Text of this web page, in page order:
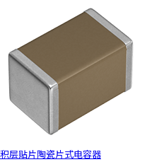
积层贴片陶瓷片式电容器